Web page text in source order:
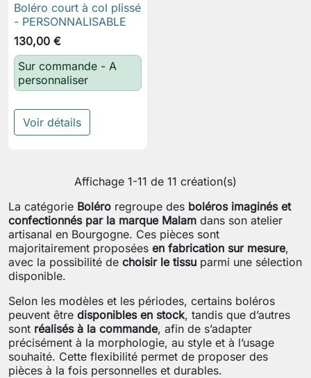
Boléro court à col plissé
- PERSONNALISABLE
130,00 €
Sur commande - A
personnaliser
Voir détails
Affichage 1-11 de 11 création(s)
La catégorie Boléro regroupe des boléros imaginés et
confectionnés par la marque Malam dans son atelier
artisanal en Bourgogne. Ces pièces sont
majoritairement proposées en fabrication sur mesure,
avec la possibilité de choisir le tissu parmi une sélection
disponible.
Selon les modèles et les périodes, certains boléros
peuvent être disponibles en stock, tandis que d’autres
sont réalisés à la commande, afin de s’adapter
précisément à la morphologie, au style et à l’usage
souhaité. Cette flexibilité permet de proposer des
pièces à la fois personnelles et durables.